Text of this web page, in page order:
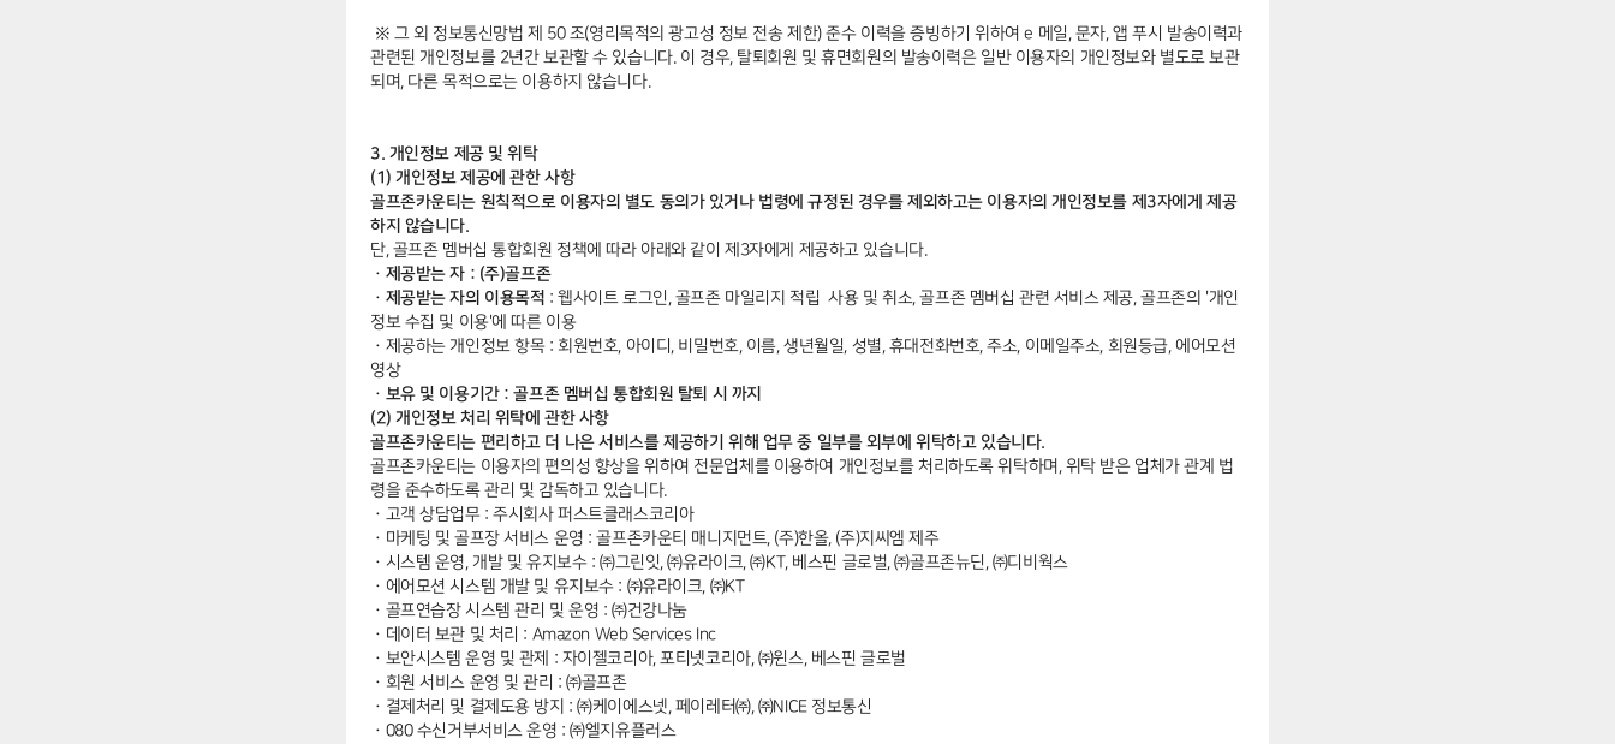
※ 그 외 정보통신망법 제 50 조(영리목적의 광고성 정보 전송 제한) 준수 이력을 증빙하기 위하여 e 메일, 문자, 앱 푸시 발송이력과
관련된 개인정보를 2년간 보관할 수 있습니다. 이 경우, 탈퇴회원 및 휴면회원의 발송이력은 일반 이용자의 개인정보와 별도로 보관
되며, 다른 목적으로는 이용하지 않습니다.
3. 개인정보 제공 및 위탁
(1) 개인정보 제공에 관한 사항
골프존카운티는 원칙적으로 이용자의 별도 동의가 있거나 법령에 규정된 경우를 제외하고는 이용자의 개인정보를 제3자에게 제공
하지 않습니다.
단, 골프존 멤버십 통합회원 정책에 따라 아래와 같이 제3자에게 제공하고 있습니다.
ㆍ제공받는 자 : (주)골프존
ㆍ제공받는 자의 이용목적 : 웹사이트 로그인, 골프존 마일리지 적립 사용 및 취소, 골프존 멤버십 관련 서비스 제공, 골프존의 '개인
정보 수집 및 이용'에 따른 이용
ㆍ 제공하는 개인정보 항목 : 회원번호, 아이디, 비밀번호, 이름, 생년월일, 성별, 휴대전화번호, 주소, 이메일주소, 회원등급, 에어모션
영상
ㆍ보유 및 이용기간 : 골프존 멤버십 통합회원 탈퇴 시 까지
(2) 개인정보 처리 위탁에 관한 사항
골프존카운티는 편리하고 더 나은 서비스를 제공하기 위해 업무 중 일부를 외부에 위탁하고 있습니다.
골프존카운티는 이용자의 편의성 향상을 위하여 전문업체를 이용하여 개인정보를 처리하도록 위탁하며, 위탁 받은 업체가 관계 법
령을 준수하도록 관리 및 감독하고 있습니다.
ㆍ 고객 상담업무 : 주시회사 퍼스트클래스코리아
ㆍ 마케팅 및 골프장 서비스 운영 : 골프존카운티 매니지먼트, (주)한올, (주)지씨엠 제주
ㆍ 시스템 운영, 개발 및 유지보수 : ㈜그린잇, ㈜유라이크, ㈜KT, 베스핀 글로벌, ㈜골프존뉴딘, ㈜디비웍스
ㆍ 에어모션 시스템 개발 및 유지보수 : ㈜유라이크, ㈜KT
ㆍ 골프연습장 시스템 관리 및 운영 : ㈜건강나눔
ㆍ 데이터 보관 및 처리 : Amazon Web Services Inc
ㆍ 보안시스템 운영 및 관제 : 자이젤코리아, 포티넷코리아, ㈜윈스, 베스핀 글로벌
ㆍ 회원 서비스 운영 및 관리 : ㈜골프존
ㆍ 결제처리 및 결제도용 방지 : ㈜케이에스넷, 페이레터㈜, ㈜NICE 정보통신
ㆍ 080 수신거부서비스 운영 : ㈜엘지유플러스